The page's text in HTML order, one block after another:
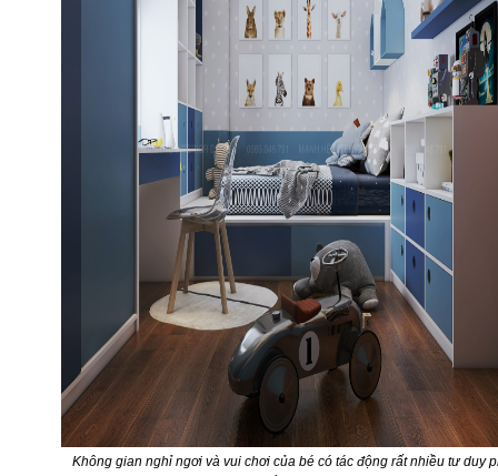
Không gian nghỉ ngơi và vui chơi của bé có tác động rất nhiều tư duy